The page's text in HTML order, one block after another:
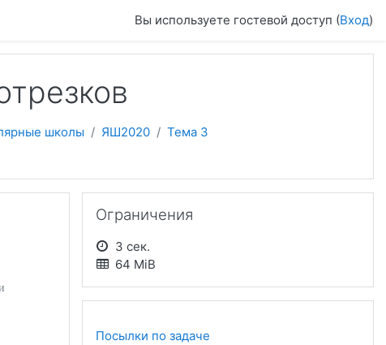
Вы используете гостевой доступ (Вход)
школы ЯШ2020
Тема 3
Ограничения
3 сек.
64 MiB
Посылки по задаче